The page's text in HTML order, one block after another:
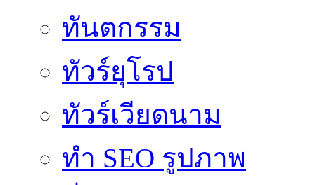
ทันตกรรม
ทัวร์ยุโรป
ทัวร์เวียดนาม
ทำ SEO รูปภาพ